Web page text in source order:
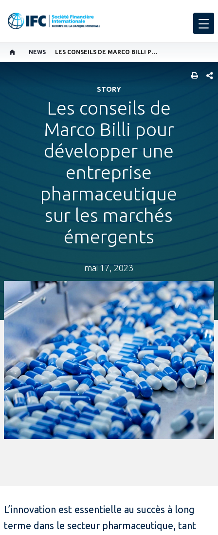
NEWS
STORY
Les conseils de
Marco Billi pour
développer une
entreprise
pharmaceutique
sur les marchés
émergents
mai 17, 2023
L’innovation est essentielle au succès à long
terme dans le secteur pharmaceutique, tant